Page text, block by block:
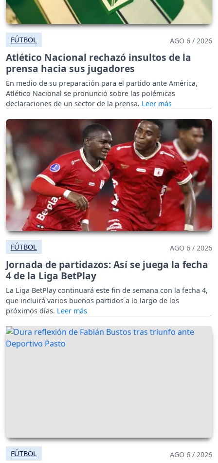
FÚTBOL AGO 6 / 2026
Atlético Nacional rechazó insultos de la
prensa hacia sus jugadores
En medio de su preparación para el partido ante América,
Atlético Nacional se pronunció sobre las polémicas
declaraciones de un sector de la prensa.
FÚTBOL AGO 6 / 2026
Jornada de partidazos: Así se juega la fecha
4 de la Liga BetPlay
La Liga BetPlay continuará este fin de semana con la fecha 4,
que incluirá varios buenos partidos a lo largo de los
próximos días.
FÚTBOL AGO 6 / 2026